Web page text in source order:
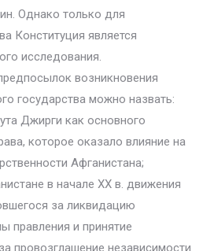
Однако только для
Конституция является
исследования.
возникновения
государства можно назвать:
Джирги как основного
которое оказало влияние на
Афганистана;
в начале XX в. движения
за ликвидацию
правления и принятие
провозглашение независимости